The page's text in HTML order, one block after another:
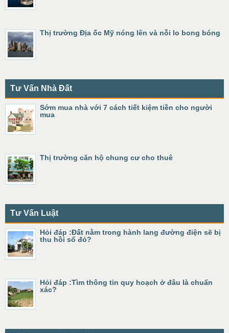
Thị trường Địa ốc Mỹ nóng lên và nỗi lo bong bóng
Tư Vấn Nhà Đất
Sớm mua nhà với 7 cách tiết kiệm tiền cho người
mua
Thị trường căn hộ chung cư cho thuê
Tư Vấn Luật
Hỏi đáp :Đất nằm trong hành lang đường điện sẽ bị
thu hồi sổ đỏ?
Hỏi đáp :Tìm thông tin quy hoạch ở đâu là chuẩn
xác?